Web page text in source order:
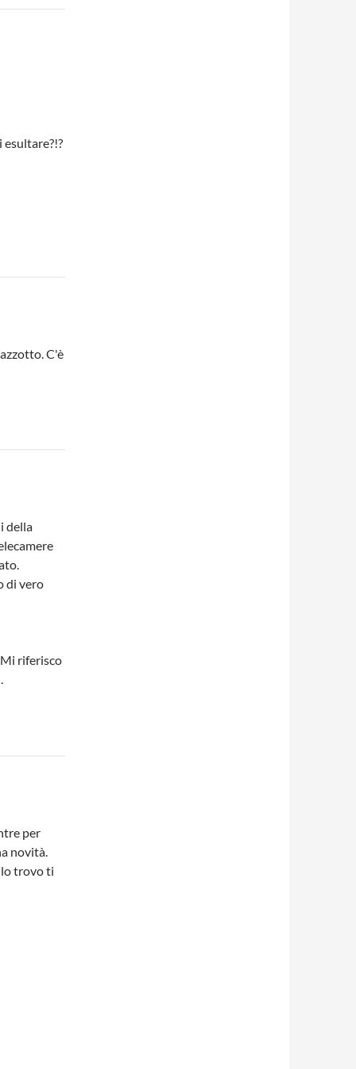
C'è
della
di vero
riferisco
per
novità.
lo trovo ti